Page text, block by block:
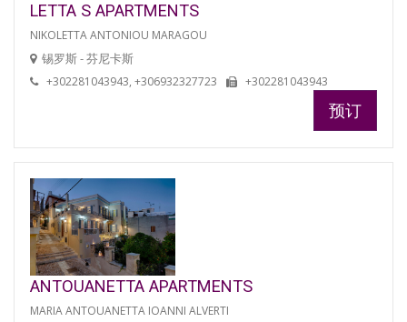
LETTA S APARTMENTS
NIKOLETTA ANTONIOU MARAGOU
锡罗斯 - 芬尼卡斯
+302281043943, +306932327723 +302281043943
预订
ANTOUANETTA APARTMENTS
MARIA ANTOUANETTA IOANNI ALVERTI